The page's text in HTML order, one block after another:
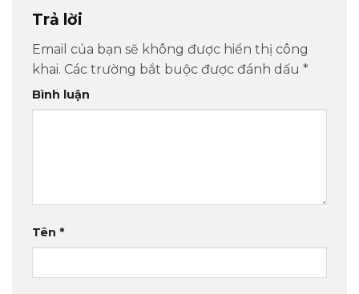
Trả lời
Email của bạn sẽ không được hiển thị công
khai. Các trường bắt buộc được đánh dấu *
Bình luận
Tên *